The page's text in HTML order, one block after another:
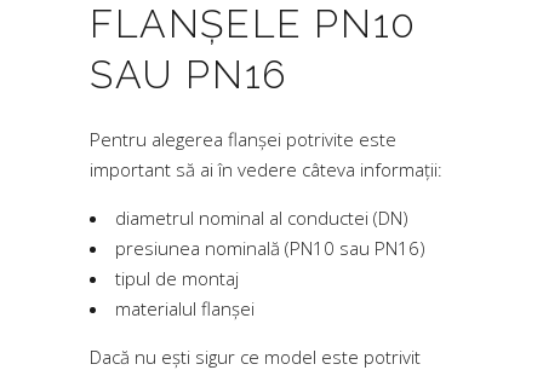
FLANȘELE PN10
SAU PN16
Pentru alegerea flanșei potrivite este
important să ai în vedere câteva informații:
diametrul nominal al conductei (DN)
presiunea nominală (PN10 sau PN16)
tipul de montaj
materialul flanșei
Dacă nu ești sigur ce model este potrivit